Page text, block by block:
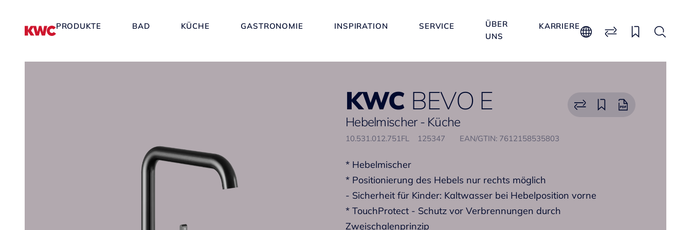
PRODUKTE BAD KÜCHE GASTRONOMIE INSPIRATION SERVICE
ÜBER
UNS
KARRIERE
KWC BEVO E
Hebelmischer - Küche
10.531.012.751FL 125347 EAN/GTIN: 7612158535803
* Hebelmischer
* Positionierung des Hebels nur rechts möglich
- Sicherheit für Kinder: Kaltwasser bei Hebelposition vorne
* TouchProtect - Schutz vor Verbrennungen durch
Zweischalenprinzip